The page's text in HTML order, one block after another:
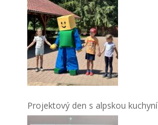
Projektový den s alpskou kuchyní